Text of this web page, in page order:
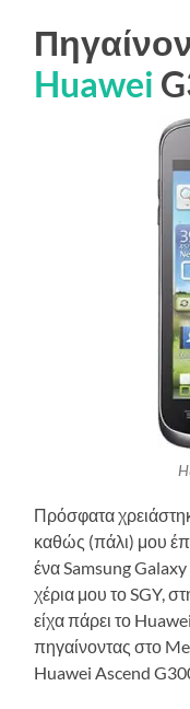
Huawei
Πρόσφατα
καθώς (πάλι) μου
ένα Samsung Galaxy
χέρια μου το SGY,
είχα πάρει το
πηγαίνοντας στο
Huawei Ascend